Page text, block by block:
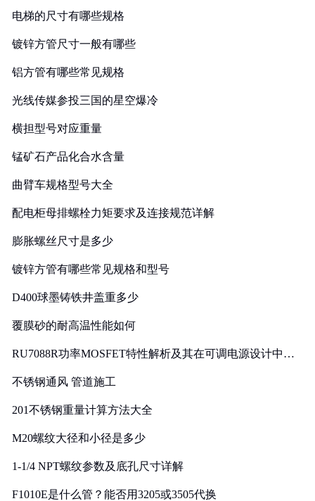
电梯的尺寸有哪些规格
镀锌方管尺寸一般有哪些
铝方管有哪些常见规格
光线传媒参投三国的星空爆冷
横担型号对应重量
锰矿石产品化合水含量
曲臂车规格型号大全
配电柜母排螺栓力矩要求及连接规范详解
膨胀螺丝尺寸是多少
镀锌方管有哪些常见规格和型号
D400球墨铸铁井盖重多少
覆膜砂的耐高温性能如何
RU7088R功率MOSFET特性解析及其在可调电源设计中的
不锈钢通风 管道施工
201不锈钢重量计算方法大全
M20螺纹大径和小径是多少
1-1/4 NPT螺纹参数及底孔尺寸详解
F1010E是什么管？能否用3205或3505代换